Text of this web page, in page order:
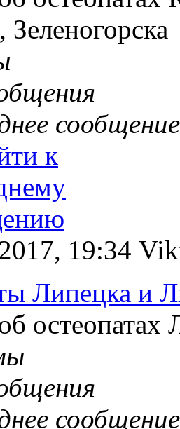
сообщение
19:34
Липецка и
остеопатах
сообщение